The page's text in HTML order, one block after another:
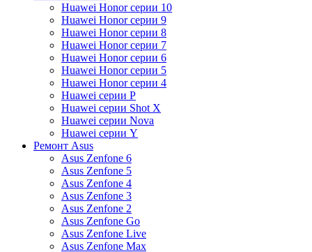
Huawei Honor серии 10
Huawei Honor серии 9
Huawei Honor серии 8
Huawei Honor серии 7
Huawei Honor серии 6
Huawei Honor серии 5
Huawei Honor серии 4
Huawei серии P
Huawei серии Shot X
Huawei серии Nova
Huawei серии Y
Ремонт Asus
Asus Zenfone 6
Asus Zenfone 5
Asus Zenfone 4
Asus Zenfone 3
Asus Zenfone 2
Asus Zenfone Go
Asus Zenfone Live
Asus Zenfone Max